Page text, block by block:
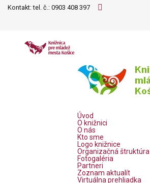
Kontakt: tel. č.: 0903 408 397
Úvod
O knižnici
O nás
Kto sme
Logo knižnice
Organizačná štruktúra
Fotogaléria
Partneri
Zoznam aktualít
Virtuálna prehliadka